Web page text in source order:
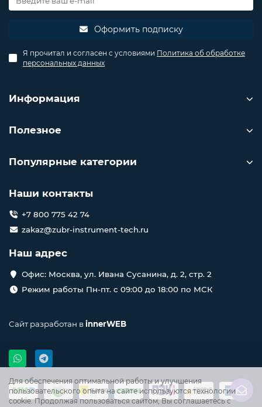
Для обеспечения оптимальной работы и улучшения
пользовательского опыта на сайте используются технологии
cookie. Продолжая пользоваться сайтом, Вы соглашаетесь с
Оформить подписку
Я прочитал и согласен с условиями Политика об обработке
персональных данных
Информация
Полезное
Популярные категории
Наши контакты
+7 800 775 42 74
zakaz@zubr-instrument-tech.ru
Наш адрес
Офис: Москва, ул. Ивана Сусанина, д. 2, стр. 2
Режим работы Пн-пт. с 09:00 до 18:00 по МСК
Сайт разработан вinnerWEB